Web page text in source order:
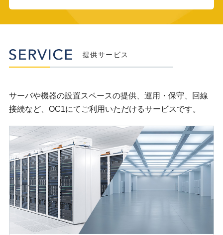
提供サービス
サーバや機器の設置スペースの提供、運用・保守、回線
接続など、OC1にてご利用いただけるサービスです。